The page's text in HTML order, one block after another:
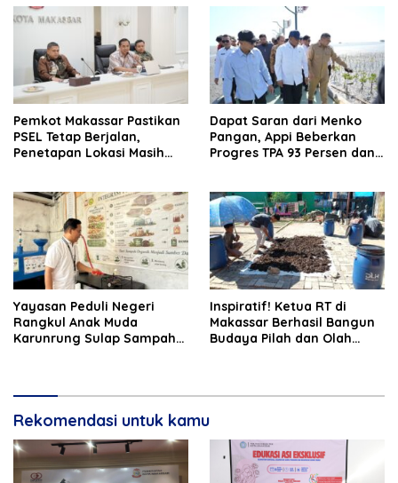
Pemkot Makassar Pastikan
PSEL Tetap Berjalan,
Penetapan Lokasi Masih
Dapat Saran dari Menko
Pangan, Appi Beberkan
Progres TPA 93 Persen dan
Yayasan Peduli Negeri
Rangkul Anak Muda
Karunrung Sulap Sampah
Inspiratif! Ketua RT di
Makassar Berhasil Bangun
Budaya Pilah dan Olah
Rekomendasi untuk kamu